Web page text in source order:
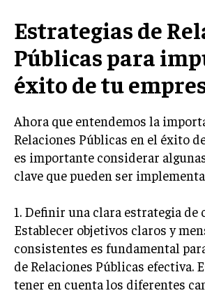
NEGOCIACIÓN Y RESOLUCIÓN
DERECHO EMPRESARIAL Y
ÉXITO EMPRESARIAL Y CASOS
GOBIERNO CORPORATIVO
NEGOCIOS
ESTRATEGIAS DE NEGOCIOS
MARKETING B2C
FRANQUICIAS
MARKETING DE INFLUENCERS
Estrategias de
Públicas para
éxito de tu
Ahora que entendemos la
Relaciones Públicas en el éxito
es importante considerar
clave que pueden ser
1. Definir una clara estrategia de
Establecer objetivos claros y
consistentes es fundamental
de Relaciones Públicas efectiva.
tener en cuenta los diferentes